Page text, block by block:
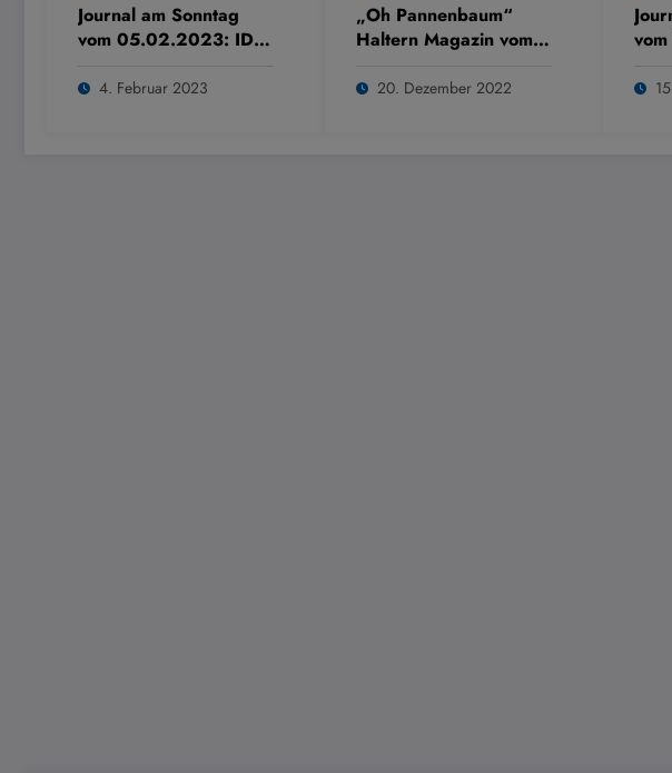
Journal am Sonntag
vom 05.02.2023: IDU
Newcomer des Jahres
4. Februar 2023
„Oh Pannenbaum“
Haltern Magazin vom
20. Dezember 2022